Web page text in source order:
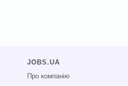
JOBS.UA
Про компанію